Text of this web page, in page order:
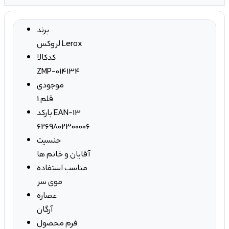
برند
لروکس Lerox
کدکالا
ZMP-014134
موجودی
1 قلم
بارکد EAN-13
6269802300006
جنسیت
آقایان و خانم ها
مناسب استفاده
موی سر
عصاره
آرگان
فرم محصول